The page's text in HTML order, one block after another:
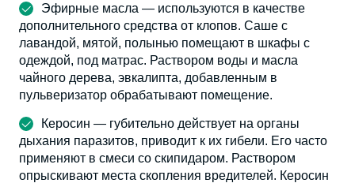
Эфирные масла — используются в качестве
дополнительного средства от клопов. Саше с
лавандой, мятой, полынью помещают в шкафы с
одеждой, под матрас. Раствором воды и масла
чайного дерева, эвкалипта, добавленным в
пульверизатор обрабатывают помещение.
Керосин — губительно действует на органы
дыхания паразитов, приводит к их гибели. Его часто
применяют в смеси со скипидаром. Раствором
опрыскивают места скопления вредителей. Керосин